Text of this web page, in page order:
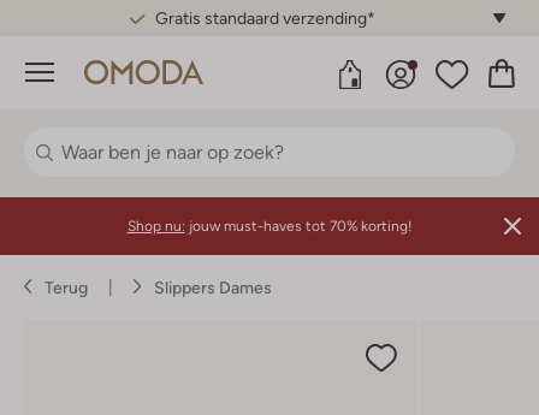
Gratis standaard verzending*
Menu
Shop nu: jouw must-haves tot 70% korting!
Terug Slippers Dames